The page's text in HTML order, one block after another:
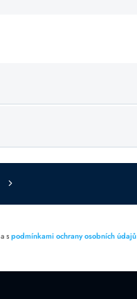
a spodmínkami ochrany osobních údajů